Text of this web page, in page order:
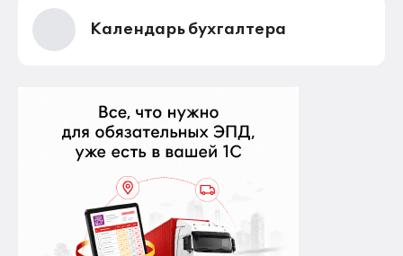
Календарь бухгалтера